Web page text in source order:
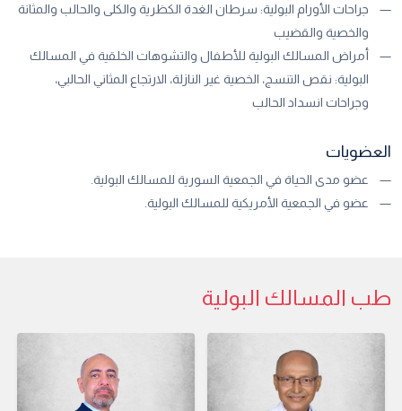
جراحات الأورام البولية: سرطان الغدة الكظرية والكلى والحالب والمثانة
والخصية والقضيب
أمراض المسالك البولية للأطفال والتشوهات الخلقية في المسالك
البولية: نقص التنسج، الخصية غير النازلة، الارتجاع المثاني الحالبي،
وجراحات انسداد الحالب
العضويات
عضو مدى الحياة في الجمعية السورية للمسالك البولية.
عضو في الجمعية الأمريكية للمسالك البولية.
طب المسالك البولية